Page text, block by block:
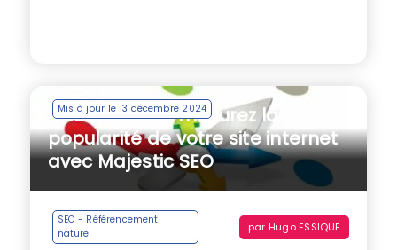
Mis à jour le 13 décembre 2024
Citation Flow : mesurez la
popularité de votre site internet
avec Majestic SEO
SEO - Référencement
naturel
par Hugo ESSIQUE